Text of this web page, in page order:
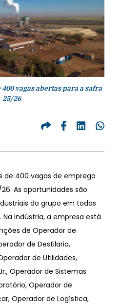
vagas abertas para a safra
25/26
de 400 vagas de emprego
As oportunidades são
do grupo em todas
indústria, a empresa está
de Operador de
de Destilaria,
de Utilidades,
Operador de Sistemas
Operador de
Operador de Logística,